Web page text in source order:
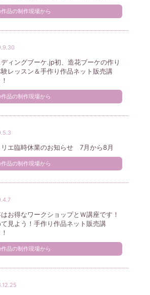
品の制作現場から
ィングブーケ.jp初、造花ブーケの作り
レッスン＆手作り作品ネット販売講
品の制作現場から
リエ臨時休業のお知らせ 7月から8月
品の制作現場から
お得なワークショップとＷ講座です！
見よう！手作り作品ネット販売講
品の制作現場から